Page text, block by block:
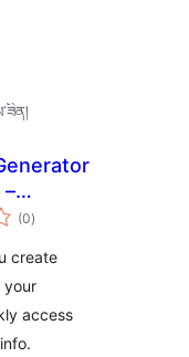
–
Codes
(0གདེང་
འཇོག་
ཚང་།
)
create
your
access